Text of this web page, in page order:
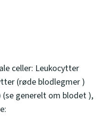
celler: Leukocytter
(røde blodlegmer )
generelt om blodet ),